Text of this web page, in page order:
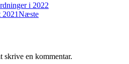
i 2022
2021Næste
skrive en kommentar.